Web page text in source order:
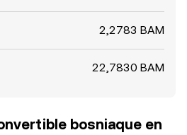
2,2783 BAM
22,7830 BAM
bosniaque en